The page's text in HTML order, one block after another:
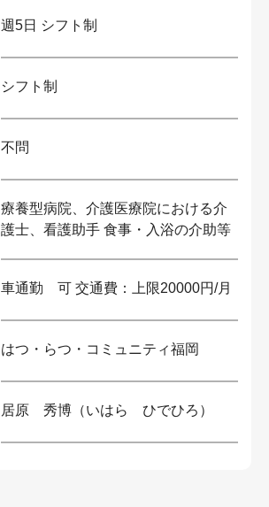
週5日 シフト制
シフト制
不問
療養型病院、介護医療院における介
護士、看護助手 食事・入浴の介助等
車通勤 可 交通費：上限20000円/月
はつ・らつ・コミュニティ福岡
居原 秀博（いはら ひでひろ）